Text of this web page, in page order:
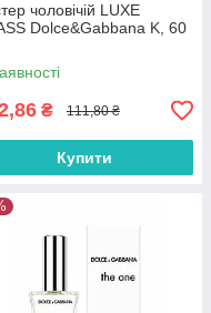
чоловічій LUXE
Dolce&Gabbana K, 60
₴ 111,80 ₴
Купити